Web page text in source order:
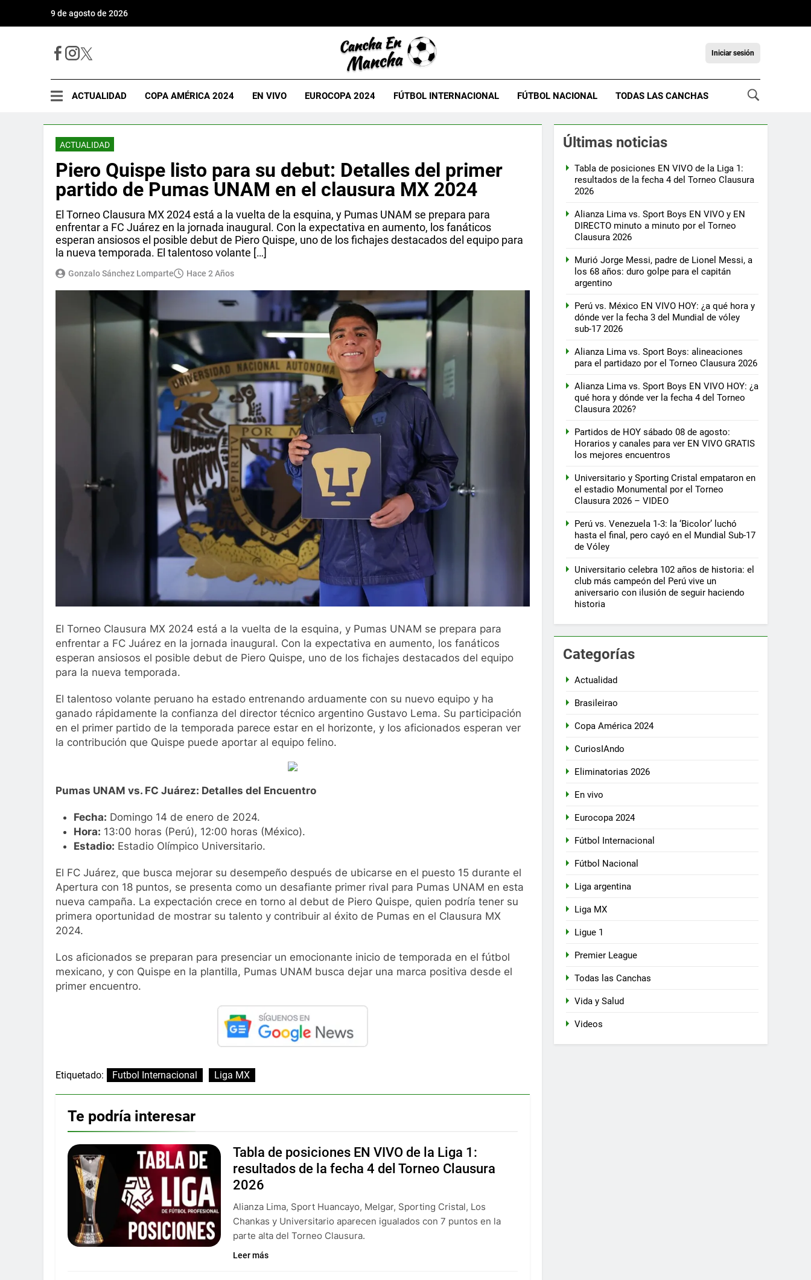
9 de agosto de 2026
Iniciar sesión
ACTUALIDAD COPA AMÉRICA 2024 EN VIVO EUROCOPA 2024 FÚTBOL INTERNACIONAL FÚTBOL NACIONAL TODAS LAS CANCHAS
ACTUALIDAD
Piero Quispe listo para su debut: Detalles del primer
partido de Pumas UNAM en el clausura MX 2024
El Torneo Clausura MX 2024 está a la vuelta de la esquina, y Pumas UNAM se prepara para
enfrentar a FC Juárez en la jornada inaugural. Con la expectativa en aumento, los fanáticos
esperan ansiosos el posible debut de Piero Quispe, uno de los fichajes destacados del equipo para
la nueva temporada. El talentoso volante […]
Gonzalo Sánchez Lomparte Hace 2 Años
El Torneo Clausura MX 2024 está a la vuelta de la esquina, y Pumas UNAM se prepara para
enfrentar a FC Juárez en la jornada inaugural. Con la expectativa en aumento, los fanáticos
esperan ansiosos el posible debut de Piero Quispe, uno de los fichajes destacados del equipo
para la nueva temporada.
El talentoso volante peruano ha estado entrenando arduamente con su nuevo equipo y ha
ganado rápidamente la confianza del director técnico argentino Gustavo Lema. Su participación
en el primer partido de la temporada parece estar en el horizonte, y los aficionados esperan ver
la contribución que Quispe puede aportar al equipo felino.
Pumas UNAM vs. FC Juárez: Detalles del Encuentro
Fecha: Domingo 14 de enero de 2024.
Hora: 13:00 horas (Perú), 12:00 horas (México).
Estadio: Estadio Olímpico Universitario.
El FC Juárez, que busca mejorar su desempeño después de ubicarse en el puesto 15 durante el
Apertura con 18 puntos, se presenta como un desafiante primer rival para Pumas UNAM en esta
nueva campaña. La expectación crece en torno al debut de Piero Quispe, quien podría tener su
primera oportunidad de mostrar su talento y contribuir al éxito de Pumas en el Clausura MX
2024.
Los aficionados se preparan para presenciar un emocionante inicio de temporada en el fútbol
mexicano, y con Quispe en la plantilla, Pumas UNAM busca dejar una marca positiva desde el
primer encuentro.
Etiquetado: Futbol Internacional Liga MX
Te podría interesar
Tabla de posiciones EN VIVO de la Liga 1:
resultados de la fecha 4 del Torneo Clausura
2026
Alianza Lima, Sport Huancayo, Melgar, Sporting Cristal, Los
Chankas y Universitario aparecen igualados con 7 puntos en la
parte alta del Torneo Clausura.
Leer más
Últimas noticias
Tabla de posiciones EN VIVO de la Liga 1:
resultados de la fecha 4 del Torneo Clausura
2026
Alianza Lima vs. Sport Boys EN VIVO y EN
DIRECTO minuto a minuto por el Torneo
Clausura 2026
Murió Jorge Messi, padre de Lionel Messi, a
los 68 años: duro golpe para el capitán
argentino
Perú vs. México EN VIVO HOY: ¿a qué hora y
dónde ver la fecha 3 del Mundial de vóley
sub-17 2026
Alianza Lima vs. Sport Boys: alineaciones
para el partidazo por el Torneo Clausura 2026
Alianza Lima vs. Sport Boys EN VIVO HOY: ¿a
qué hora y dónde ver la fecha 4 del Torneo
Clausura 2026?
Partidos de HOY sábado 08 de agosto:
Horarios y canales para ver EN VIVO GRATIS
los mejores encuentros
Universitario y Sporting Cristal empataron en
el estadio Monumental por el Torneo
Clausura 2026 – VIDEO
Perú vs. Venezuela 1-3: la ‘Bicolor’ luchó
hasta el final, pero cayó en el Mundial Sub-17
de Vóley
Universitario celebra 102 años de historia: el
club más campeón del Perú vive un
aniversario con ilusión de seguir haciendo
historia
Categorías
Actualidad
Brasileirao
Copa América 2024
CuriosIAndo
Eliminatorias 2026
En vivo
Eurocopa 2024
Fútbol Internacional
Fútbol Nacional
Liga argentina
Liga MX
Ligue 1
Premier League
Todas las Canchas
Vida y Salud
Videos